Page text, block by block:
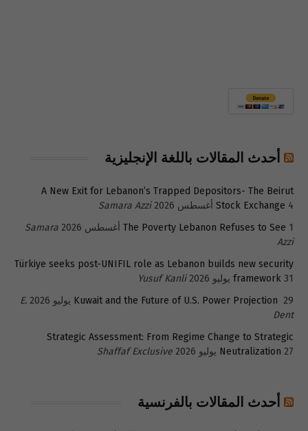
أحدث المقالات باللغة الإنجليزية
A New Exit for Lebanon’s Trapped Depositors- The Beirut
Stock Exchange 4 أغسطس 2026
Samara Azzi
The Poverty Lebanon Refuses to See 1 أغسطس 2026
Samara
Azzi
Türkiye seeks post-UNIFIL role as Lebanon builds new security
framework 31 يوليو 2026
Yusuf Kanli
Kuwait and the Future of U.S. Power Projection 29 يوليو 2026
E.
Dent
Strategic Assessment: From Regime Change to Strategic
Neutralization 27 يوليو 2026 Shaffaf Exclusive
أحدث المقالات بالفرنسية